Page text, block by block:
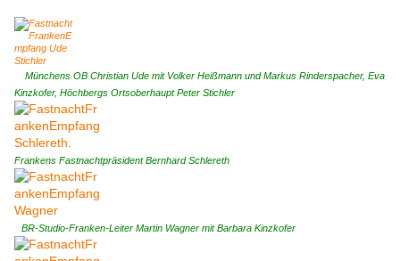
Münchens OB Christian Ude mit Volker Heißmann und Markus Rinderspacher, Eva
Kinzkofer, Höchbergs Ortsoberhaupt Peter Stichler
Frankens Fastnachtpräsident Bernhard Schlereth
BR-Studio-Franken-Leiter Martin Wagner mit Barbara Kinzkofer